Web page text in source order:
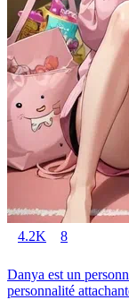
4.2K 8
Danya est un
personnalité